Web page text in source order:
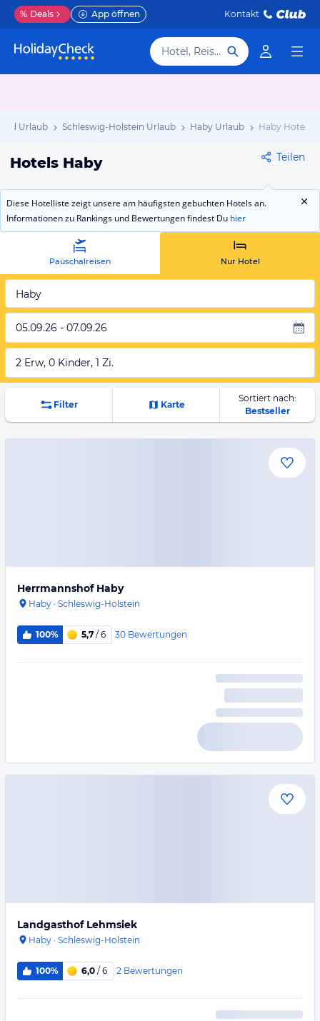
% Deals App öffnen Kontakt
Hotel, Reiseziel
Urlaub Schleswig-Holstein Urlaub Haby Urlaub Haby Hotels
Hotels Haby Teilen
Diese Hotelliste zeigt unsere am häufigsten gebuchten Hotels an.
Informationen zu Rankings und Bewertungen findest Du hier
Pauschalreisen Nur Hotel
Haby
05.09.26 - 07.09.26
2 Erw, 0 Kinder, 1 Zi.
Filter Karte
Sortiert nach:
Bestseller
Herrmannshof Haby
Haby · Schleswig-Holstein
100% 5,7 / 6 30 Bewertungen
Landgasthof Lehmsiek
Haby · Schleswig-Holstein
100% 6,0 / 6 2 Bewertungen